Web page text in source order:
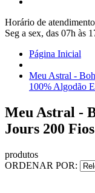
Horário de
Seg a sex, das 07h às
Página Inicial
Meu Astral -
100% Algodão
Meu Astral -
Jours 200
produtos
ORDENAR POR: